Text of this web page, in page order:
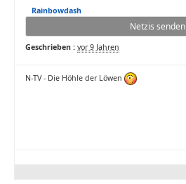
Rainbowdash
Netzis senden
Geschrieben : vor 9 Jahren
N-TV - Die Höhle der Löwen